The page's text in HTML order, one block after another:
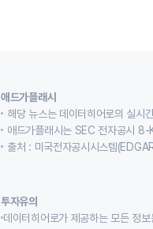
애드가플래시
해당 뉴스는 데이터히어로의 실시
애드가플래시는 SEC 전자공시 8-
출처 : 미국전자공시시스템
투자유의
데이터히어로가 제공하는 모든 정